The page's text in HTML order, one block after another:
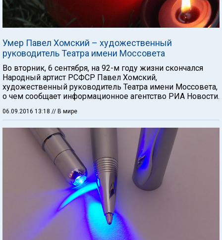
Умер Павел Хомский – художественный
руководитель Театра имени Моссовета
Во вторник, 6 сентября, на 92-м году жизни скончался
Народный артист РСФСР Павел Хомский,
художественный руководитель Театра имени Моссовета,
о чем сообщает информационное агентство РИА Новости.
06.09.2016 13:18 // В мире